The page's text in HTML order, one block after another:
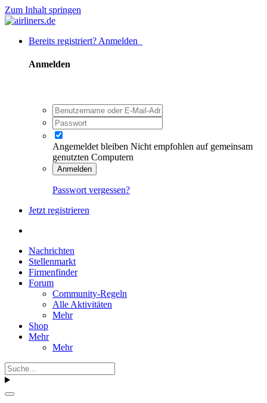
Zum Inhalt springen
Bereits registriert? Anmelden
Anmelden
Angemeldet bleiben Nicht empfohlen auf gemeinsam
genutzten Computern
Anmelden
Passwort vergessen?
Jetzt registrieren
Nachrichten
Stellenmarkt
Firmenfinder
Forum
Community-Regeln
Alle Aktivitäten
Mehr
Shop
Mehr
Mehr